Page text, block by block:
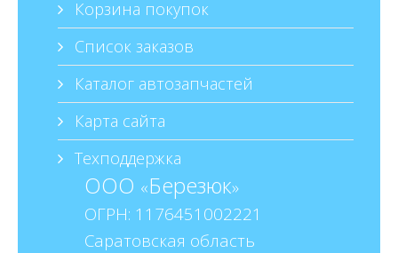
Корзина покупок
Список заказов
Каталог автозапчастей
Карта сайта
Техподдержка
ООО «Березюк»
ОГРН: 1176451002221
Саратовская область